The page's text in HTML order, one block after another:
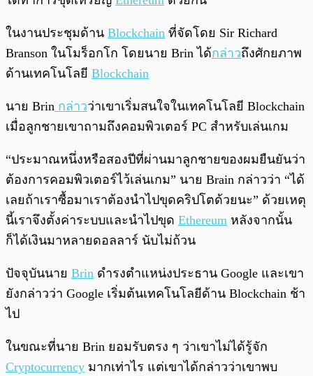
ในงานประชุมด้าน Blockchain ที่จัดโดย Sir Richard
Branson ในโมร็อกโก โดยนาย Brin ได้กล่าวถึงศักยภาพ
ด้านเทคโนโลยี Blockchain
นาย Brin กล่าวว่าเขาเริ่มสนใจในเทคโนโลยี Blockchain
เมื่อลูกชายเขาถามถึงคอมพิวเตอร์ PC สำหรับเล่นเกม
“ประมาณหนึ่งหรือสองปีที่ผ่านมาลูกชายของผมยืนยันว่า
ต้องการคอมพิวเตอร์ไว้เล่นเกม” นาย Brain กล่าวว่า “ได้
เลยถ้าเราซื้อมาเราต้องนำไปขุดคริปโตด้วยนะ” ด้วยเหตุ
นี้เราจึงตั้งค่าระบบและนำไปขุด Ethereum หลังจากนั้น
ก็ได้เงินมาหลายดอลลาร์ นับไม่ถ้วน
ปัจจุบันนาย Brin ดำรงตำแหน่งประธาน Google และเขา
ยังกล่าวว่า Google เริ่มต้นเทคโนโลยีด้าน Blockchain ช้า
ไป
ในขณะที่นาย Brin ยอมรับตรง ๆ ว่าเขาไม่ได้รู้จัก
Cryptocurrency มากเท่าไร แต่เขาได้กล่าวว่าเขาพบ